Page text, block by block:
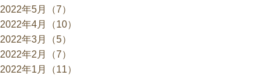
2022年5月（7）
2022年4月（10）
2022年3月（5）
2022年2月（7）
2022年1月（11）